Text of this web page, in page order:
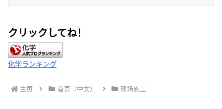
クリックしてね！
化学ランキング
主页 首页（中文） 现场施工